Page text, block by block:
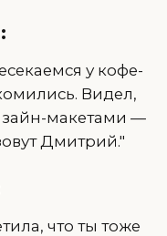
у кофе-
Видел,
макетами —
Дмитрий."
что ты тоже